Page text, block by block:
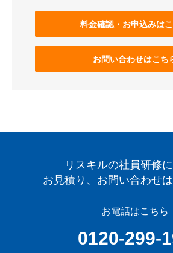
料金確認・お申込みは
お問い合わせはこち
リスキルの社員研修
お見積り、お問い合わせ
お電話はこちら
0120-299-